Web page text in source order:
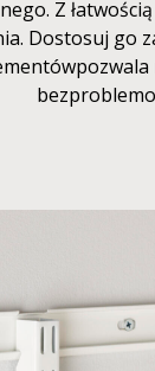
Z
Dostosuj go